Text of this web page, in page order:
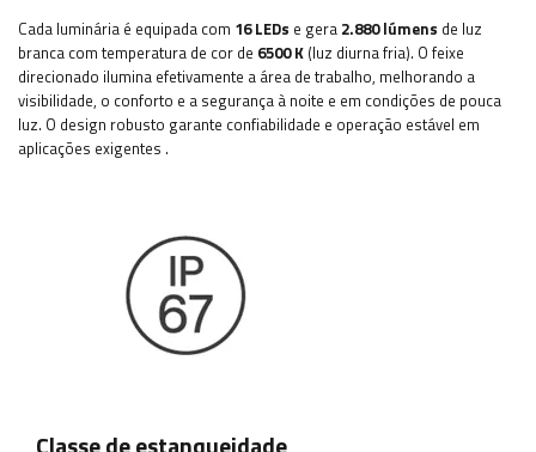
Cada luminária é equipada com 16 LEDs e gera 2.880 lúmens de luz
branca com temperatura de cor de 6500 K (luz diurna fria). O feixe
direcionado ilumina efetivamente a área de trabalho, melhorando a
visibilidade, o conforto e a segurança à noite e em condições de pouca
luz. O design robusto garante confiabilidade e operação estável em
aplicações exigentes .